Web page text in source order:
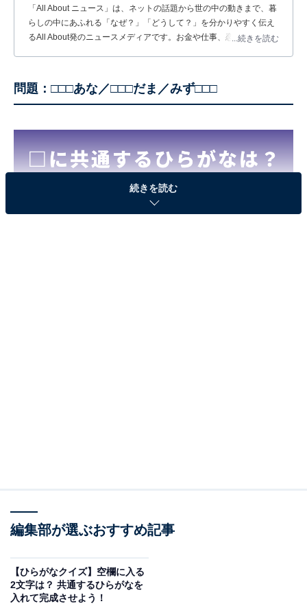
「All About ニュース」は、ネットの話題から世の中の動きまで、暮
らしの中にあふれる「なぜ？」「どうして？」を分かりやすく伝え
るAll About発のニュースメディアです。お金や仕事、恋愛、ITに関
...続きを読む
問題：□□□あな／□□□だま／みず□□□
続きを読む
編集部が選ぶおすすめ記事
【ひらがなクイズ】空欄に入る
2文字は？ 共通するひらがなを
入れて完成させよう！